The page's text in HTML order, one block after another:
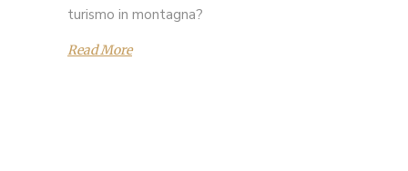
turismo in montagna?
Read More